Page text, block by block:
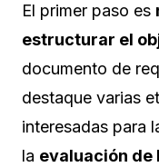
El primer paso es
estructurar el
documento de
destaque varias
interesadas para
la evaluación de